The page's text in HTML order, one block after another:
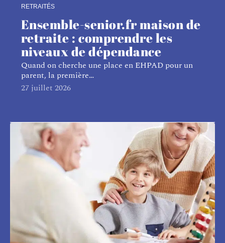
RETRAITÉS
Ensemble-senior.fr maison de
retraite : comprendre les
niveaux de dépendance
Quand on cherche une place en EHPAD pour un
parent, la première…
27 juillet 2026